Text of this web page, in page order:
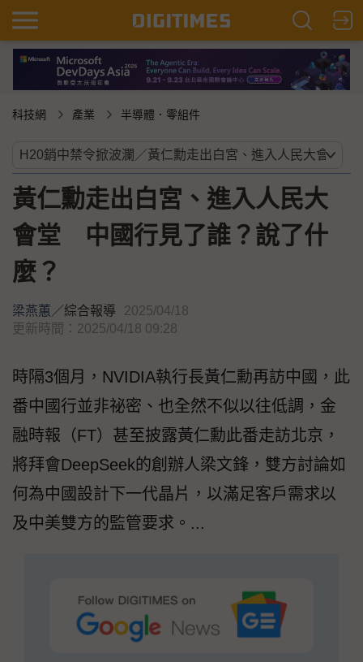
科技網 產業 半導體．零組件
黃仁勳走出白宮、進入人民大
會堂 中國行見了誰？說了什
麼？
梁燕蕙／綜合報導
2025/04/18
更新時間：2025/04/18 09:28
時隔3個月，NVIDIA執行長黃仁勳再訪中國，此
番中國行並非祕密、也全然不似以往低調，金
融時報（FT）甚至披露黃仁勳此番走訪北京，
將拜會DeepSeek的創辦人梁文鋒，雙方討論如
何為中國設計下一代晶片，以滿足客戶需求以
及中美雙方的監管要求。...